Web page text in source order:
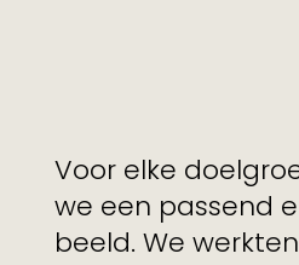
Voor elke
we een passend
beeld. We